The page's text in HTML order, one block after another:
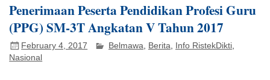
Penerimaan Peserta Pendidikan Profesi Guru
(PPG) SM-3T Angkatan V Tahun 2017
February 4, 2017 Belmawa Berita Info RistekDikti
Nasional